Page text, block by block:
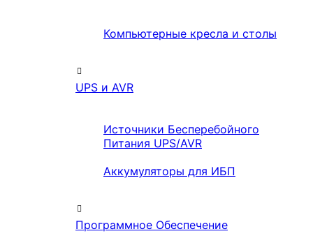
Компьютерные кресла и столы
UPS и AVR
Источники Бесперебойного
Питания UPS/AVR
Аккумуляторы для ИБП
Программное Обеспечение